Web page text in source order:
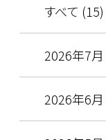
すべて (15)
2026年7月
2026年6月